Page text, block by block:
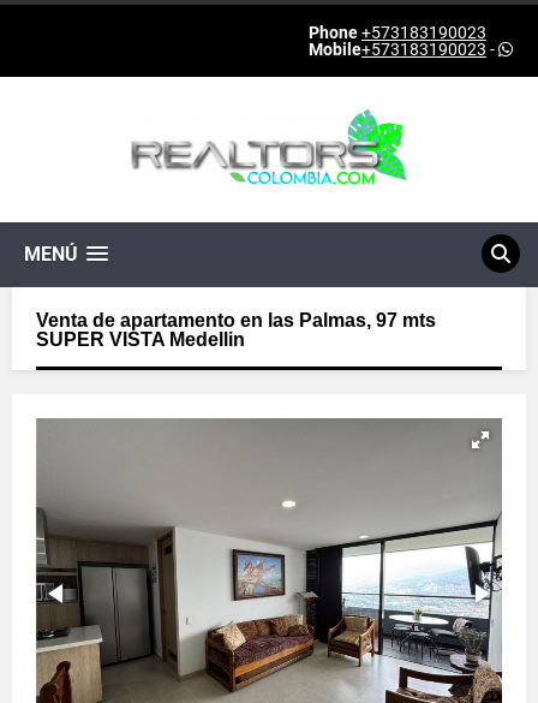
Phone+573183190023
Mobile+573183190023 -
MENÚ
Venta de apartamento en las Palmas, 97 mts
SUPER VISTA Medellin